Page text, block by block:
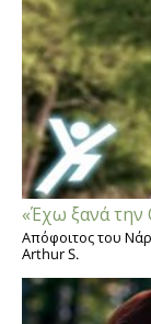
«Έχω ξανά την
Απόφοιτος του
Arthur S.